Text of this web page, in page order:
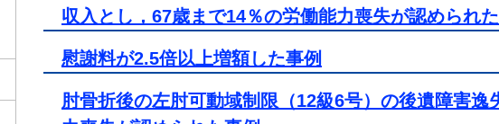
収入とし，67歳まで14％の労働能力喪失が認められ
慰謝料が2.5倍以上増額した事例
肘骨折後の左肘可動域制限（12級6号）の後遺障害